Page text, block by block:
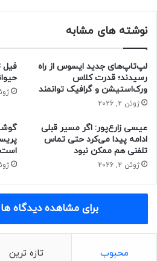
تضمینی بر سودآوری نیست و صرفاً
زمان خوبی برای سرمایه‌گذاری باشد و
عملکرد قیمت آینده ارائه نمی‌دهند.
حتما بخوانید :پروژه خودرو برقی
سر نمی‌برد
منبع : زومیت
ارز دیجیتال
نوشته های مشابه
لپ‌تاپ‌های جدید ایسوس از راه
رسیدند؛ قدرت کلاس
ورک‌استیشن و گرافیک توانمند
ژوئن 2, 2026
فیل
حیوانات در
ژوئن
عیسی زارع‌پور: اگر مسیر قبلی
ادامه پیدا می‌کرد حتی تماس
تلفنی هم ممکن نبود
ژوئن 2, 2026
است
ژوئن
برای مشاهده دیدگاه
محبوب تازه ترین